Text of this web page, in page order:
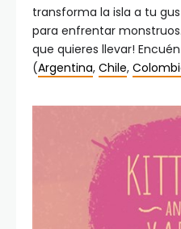
transforma la isla a tu
para enfrentar
que quieres llevar!
(Argentina, Chile,